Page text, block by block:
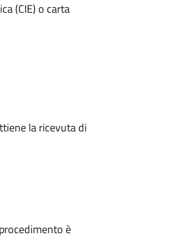
(CIE) o carta
la ricevuta di
è